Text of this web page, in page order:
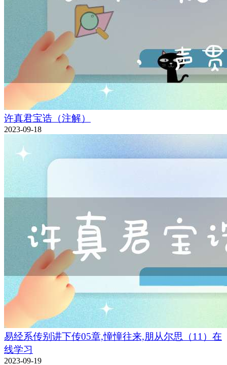
许真君宝诰（注解）
2023-09-18
易经系传别讲下传05章,憧憧往来,朋从尔思（11）在
线学习
2023-09-19